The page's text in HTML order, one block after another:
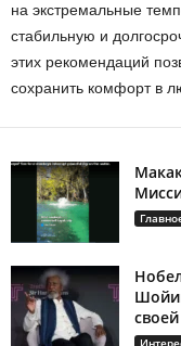
на экстремальные
стабильную и
этих рекомендаций
сохранить комфорт в